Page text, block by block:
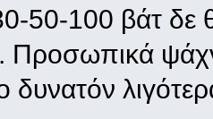
30-50-100 βάτ
Προσωπικά
δυνατόν